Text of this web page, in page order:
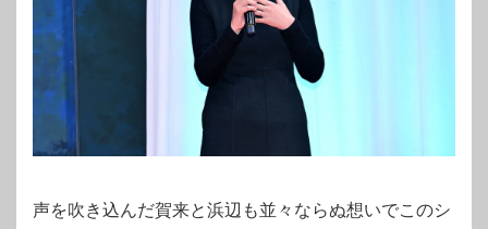
声を吹き込んだ賀来と浜辺も並々ならぬ想いでこのシ